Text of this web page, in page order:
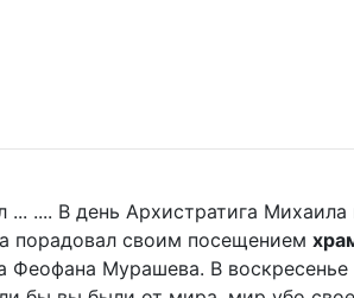
.... В день Архистратига
порадовал своим посещением
Феофана Мурашева. В воскресенье